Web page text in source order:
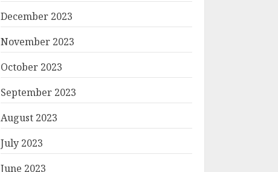
December 2023
November 2023
October 2023
September 2023
August 2023
July 2023
June 2023